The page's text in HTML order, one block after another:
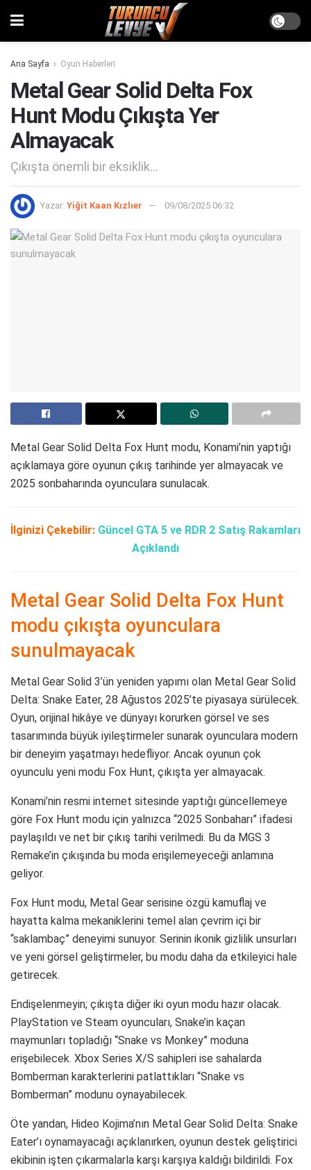
Ana Sayfa Oyun Haberleri
Metal Gear Solid Delta Fox
Hunt Modu Çıkışta Yer
Almayacak
Çıkışta önemli bir eksiklik...
Yazar: Yiğit Kaan Kızlıer 09/08/2025 06:32
Metal Gear Solid Delta Fox Hunt modu, Konami’nin yaptığı
açıklamaya göre oyunun çıkış tarihinde yer almayacak ve
2025 sonbaharında oyunculara sunulacak.
İlginizi Çekebilir: Güncel GTA 5 ve RDR 2 Satış Rakamları
Açıklandı
Metal Gear Solid Delta Fox Hunt
modu çıkışta oyunculara
sunulmayacak
Metal Gear Solid 3’ün yeniden yapımı olan Metal Gear Solid
Delta: Snake Eater, 28 Ağustos 2025’te piyasaya sürülecek.
Oyun, orijinal hikâye ve dünyayı korurken görsel ve ses
tasarımında büyük iyileştirmeler sunarak oyunculara modern
bir deneyim yaşatmayı hedefliyor. Ancak oyunun çok
oyunculu yeni modu Fox Hunt, çıkışta yer almayacak.
Konami’nin resmi internet sitesinde yaptığı güncellemeye
göre Fox Hunt modu için yalnızca “2025 Sonbaharı” ifadesi
paylaşıldı ve net bir çıkış tarihi verilmedi. Bu da MGS 3
Remake’in çıkışında bu moda erişilemeyeceği anlamına
geliyor.
Fox Hunt modu, Metal Gear serisine özgü kamuflaj ve
hayatta kalma mekaniklerini temel alan çevrim içi bir
“saklambaç” deneyimi sunuyor. Serinin ikonik gizlilik unsurları
ve yeni görsel geliştirmeler, bu modu daha da etkileyici hale
getirecek.
Endişelenmeyin; çıkışta diğer iki oyun modu hazır olacak.
PlayStation ve Steam oyuncuları, Snake’in kaçan
maymunları topladığı “Snake vs Monkey” moduna
erişebilecek. Xbox Series X/S sahipleri ise sahalarda
Bomberman karakterlerini patlattıkları “Snake vs
Bomberman” modunu oynayabilecek.
Öte yandan, Hideo Kojima’nın Metal Gear Solid Delta: Snake
Eater’ı oynamayacağı açıklanırken, oyunun destek geliştirici
ekibinin işten çıkarmalarla karşı karşıya kaldığı bildirildi. Fox